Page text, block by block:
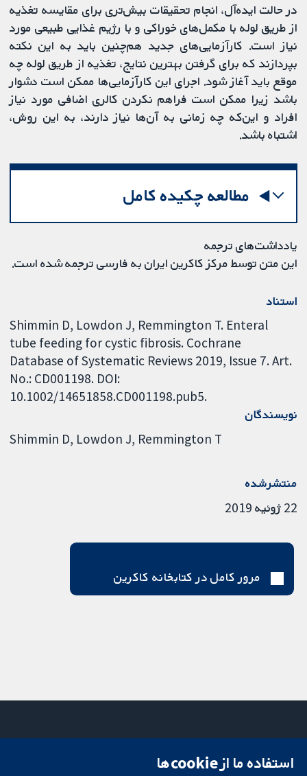
در حالت ایده‌آل، انجام تحقیقات بیش‌تری برای مقایسه تغذیه
از طریق لوله با مکمل‌های خوراکی و با رژیم غذایی طبیعی مورد
نیاز است. کارآزمایی‌های جدید هم‌چنین باید به این نکته
بپردازند که برای گرفتن بهترین نتایج، تغذیه از طریق لوله چه
موقع باید آغاز شود. اجرای این کارآزمایی‌ها ممکن است دشوار
باشد زیرا ممکن است فراهم نکردن کالری اضافی مورد نیاز
افراد و این‌که چه زمانی به آن‌ها نیاز دارند، به این روش،
اشتباه باشد.
مطالعه چکیده کامل
یادداشت‌های ترجمه
این متن توسط مرکز کاکرین ایران به فارسی ترجمه شده است.
استناد
Shimmin D, Lowdon J, Remmington T. Enteral
tube feeding for cystic fibrosis. Cochrane
Database of Systematic Reviews 2019, Issue 7. Art.
No.: CD001198. DOI:
10.1002/14651858.CD001198.pub5.
نویسندگان
Shimmin D Lowdon J Remmington T
منتشرشده
22 ژوئیه 2019
مرور کامل در کتابخانه کاکرین
میدان کاوندیش
استفاده ما از cookie‌ها